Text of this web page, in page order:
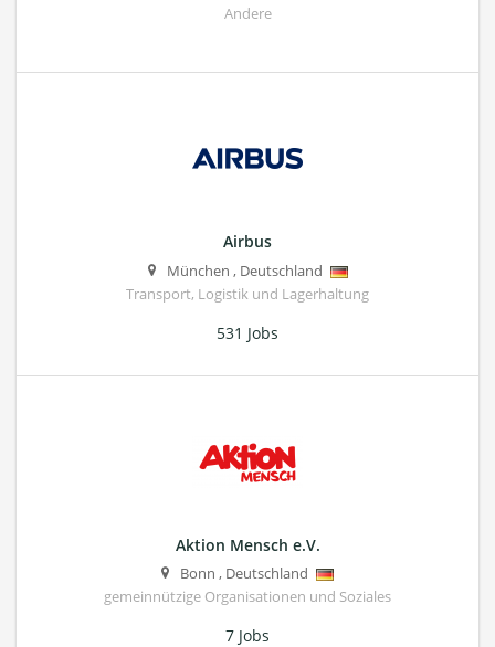
Andere
Airbus
München , Deutschland
Transport, Logistik und Lagerhaltung
531 Jobs
Aktion Mensch e.V.
Bonn , Deutschland
gemeinnützige Organisationen und Soziales
7 Jobs